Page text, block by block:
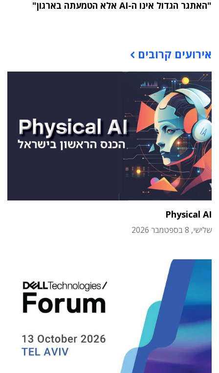
"האתגר הגדול אינו ה-AI אלא הטמעתה בארגון"
אירועים קרובים
Physical AI
שלישי, 8 בספטמבר 2026